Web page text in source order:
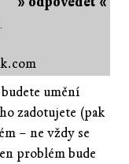
umění
zadotujete (pak
– ne vždy se
problém bude